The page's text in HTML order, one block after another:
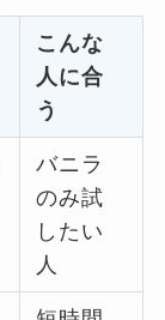
こんな
人に合
う
バニラ
のみ試
したい
人